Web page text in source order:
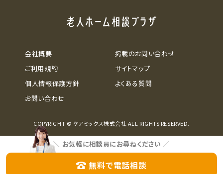
＼ お気軽に相談員にお尋ねください ／
無料で電話相談
会社概要
ご利用規約
個人情報保護方針
お問い合わせ
掲載のお問い合わせ
サイトマップ
よくある質問
COPYRIGHT © ケアミックス株式会社 ALL RIGHTS RESERVED.